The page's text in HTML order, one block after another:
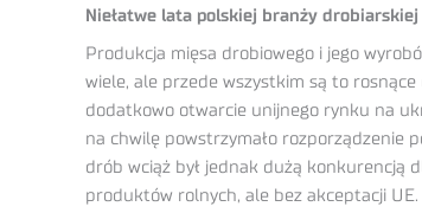
Niełatwe lata polskiej branży drobiarskiej
Produkcja mięsa drobiowego i jego
wiele, ale przede wszystkim są to
dodatkowo otwarcie unijnego rynku na
na chwilę powstrzymało rozporządzenie
drób wciąż był jednak dużą konkurencją
produktów rolnych, ale bez akceptacji UE.